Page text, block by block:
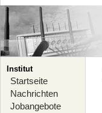
Institut
Startseite
Nachrichten
Jobangebote